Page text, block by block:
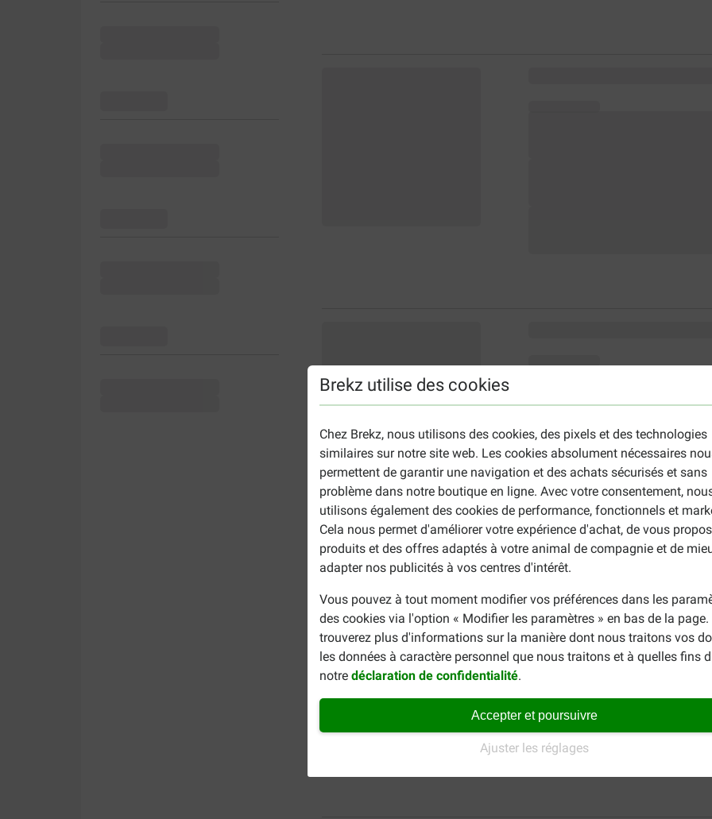
Brekz utilise des cookies
Chez Brekz, nous utilisons des cookies, des pixels et des technologies
similaires sur notre site web. Les cookies absolument nécessaires
permettent de garantir une navigation et des achats sécurisés et sans
problème dans notre boutique en ligne. Avec votre consentement,
utilisons également des cookies de performance, fonctionnels et
Cela nous permet d'améliorer votre expérience d'achat, de vous
produits et des offres adaptés à votre animal de compagnie et de
adapter nos publicités à vos centres d'intérêt.
Vous pouvez à tout moment modifier vos préférences dans les
des cookies via l'option « Modifier les paramètres » en bas de la page.
trouverez plus d'informations sur la manière dont nous traitons vos
les données à caractère personnel que nous traitons et à quelles fins
notre déclaration de confidentialité.
Accepter et poursuivre
Ajuster les réglages